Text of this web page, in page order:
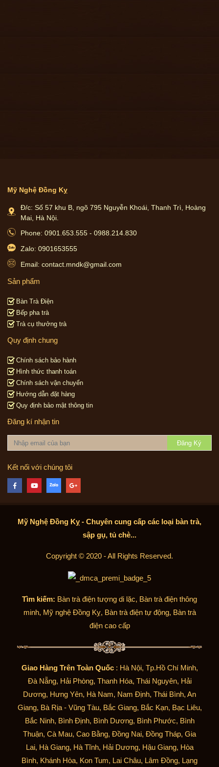
Mỹ Nghệ Đồng Kỵ
Đ/c: Số 57 khu B, ngõ 795 Nguyễn Khoái, Thanh Trì, Hoàng
Mai, Hà Nội.
Phone: 0901.653.555 - 0988.214.830
Zalo: 0901653555
Email: contact.mndk@gmail.com
Sản phẩm
Bàn Trà Điện
Bếp pha trà
Trà cụ thưởng trà
Quy định chung
Chính sách bảo hành
Hình thức thanh toán
Chính sách vận chuyển
Hướng dẫn đặt hàng
Quy định bảo mật thông tin
Đăng kí nhận tin
Đăng Ký
Kết nối với chúng tôi
Mỹ Nghệ Đồng Kỵ - Chuyên cung cấp các loại bàn trà,
sập gụ, tủ chè...
Copyright © 2020 - All Rights Reserved.
Tìm kiếm: Bàn trà điện tượng di lặc, Bàn trà điện thông
minh, Mỹ nghệ Đồng Kỵ, Bàn trà điện tự động, Bàn trà
điện cao cấp
Giao Hàng Trên Toàn Quốc: Hà Nội, Tp.Hồ Chí Minh,
Đà Nẵng, Hải Phòng, Thanh Hóa, Thái Nguyên, Hải
Dương, Hưng Yên, Hà Nam, Nam Định, Thái Bình, An
Giang, Bà Rịa - Vũng Tàu, Bắc Giang, Bắc Kạn, Bạc Liêu,
Bắc Ninh, Bình Định, Bình Dương, Bình Phước, Bình
Thuận, Cà Mau, Cao Bằng, Đồng Nai, Đồng Tháp, Gia
Lai, Hà Giang, Hà Tĩnh, Hải Dương, Hậu Giang, Hòa
Bình, Khánh Hòa, Kon Tum, Lai Châu, Lâm Đồng, Lạng